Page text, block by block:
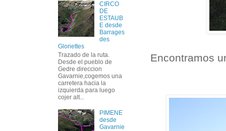
Encontramos
CIRCO
DE
ESTAUB
E desde
Barrages
des
Gloriettes
Trazado de la ruta.
Desde el pueblo de
Gedre direccion
Gavarnie,cogemos una
carretera hacia la
izquierda para luego
cojer alt...
PIMENE
desde
Gavarnie